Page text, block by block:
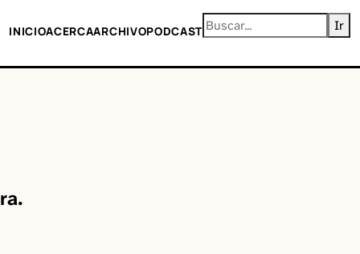
INICIOACERCAARCHIVOPODCAST